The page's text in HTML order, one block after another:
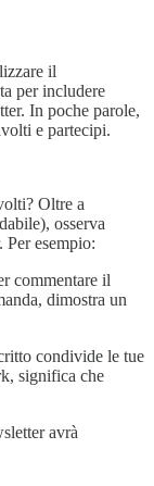
il
per includere
In poche parole,
e partecipi.
Oltre a
osserva
Per esempio:
commentare il
dimostra un
condivide le tue
significa che
avrà